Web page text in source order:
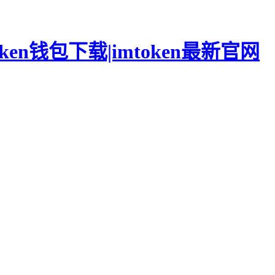
钱包下载|imtoken最新官网